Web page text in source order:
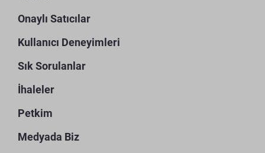
Onaylı Satıcılar
Kullanıcı Deneyimleri
Sık Sorulanlar
İhaleler
Petkim
Medyada Biz